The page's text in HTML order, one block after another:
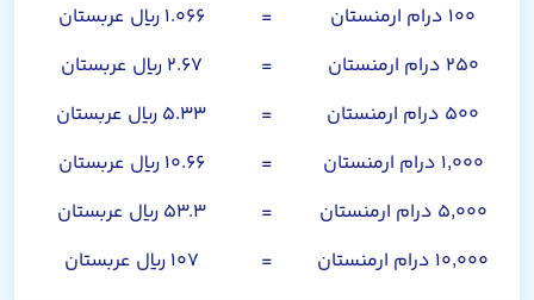
۱۰۰ درام ارمنستان
=
۱.۰۶۶ ریال عربستان
۲۵۰ درام ارمنستان
=
۲.۶۷ ریال عربستان
۵۰۰ درام ارمنستان
=
۵.۳۳ ریال عربستان
۱,۰۰۰ درام ارمنستان
=
۱۰.۶۶ ریال عربستان
۵,۰۰۰ درام ارمنستان
=
۵۳.۳ ریال عربستان
۱۰,۰۰۰ درام ارمنستان
= ۱۰۷ ریال عربستان